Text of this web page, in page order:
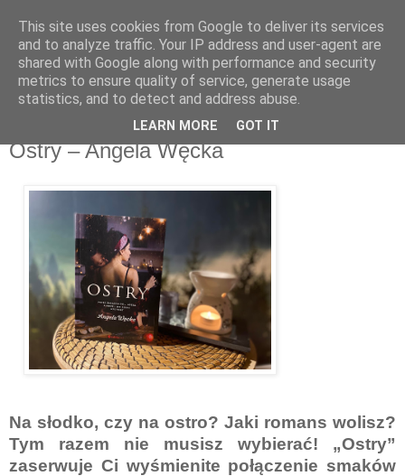
Recenzje na widelcu
Portal kulturalny - książki, recenzje, inspiracje, konkursy.
niedziela, 31 stycznia 2021
Ostry – Angela Węcka
Na słodko, czy na ostro? Jaki romans wolisz?
Tym razem nie musisz wybierać! „Ostry”
zaserwuje Ci wyśmienite połączenie smaków
This site uses cookies from Google to deliver its services
and to analyze traffic. Your IP address and user-agent are
shared with Google along with performance and security
metrics to ensure quality of service, generate usage
statistics, and to detect and address abuse.
LEARN MORE GOT IT